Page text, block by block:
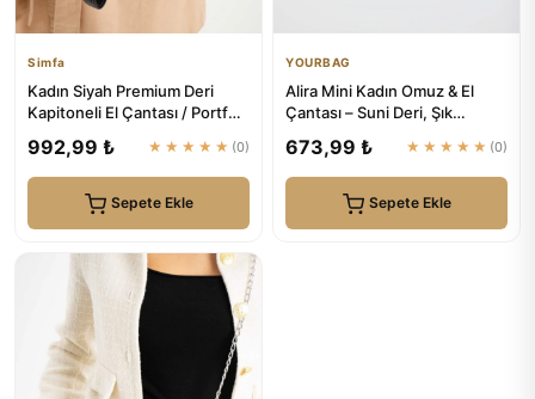
Simfa
Kadın Siyah Premium Deri
Kapitoneli El Çantası / Portföy
992,99 ₺ ★★★★★ (0)
Sepete Ekle
YOURBAG
Alira Mini Kadın Omuz & El
Çantası – Suni Deri, Şık
673,99 ₺ ★★★★★ (0)
Sepete Ekle